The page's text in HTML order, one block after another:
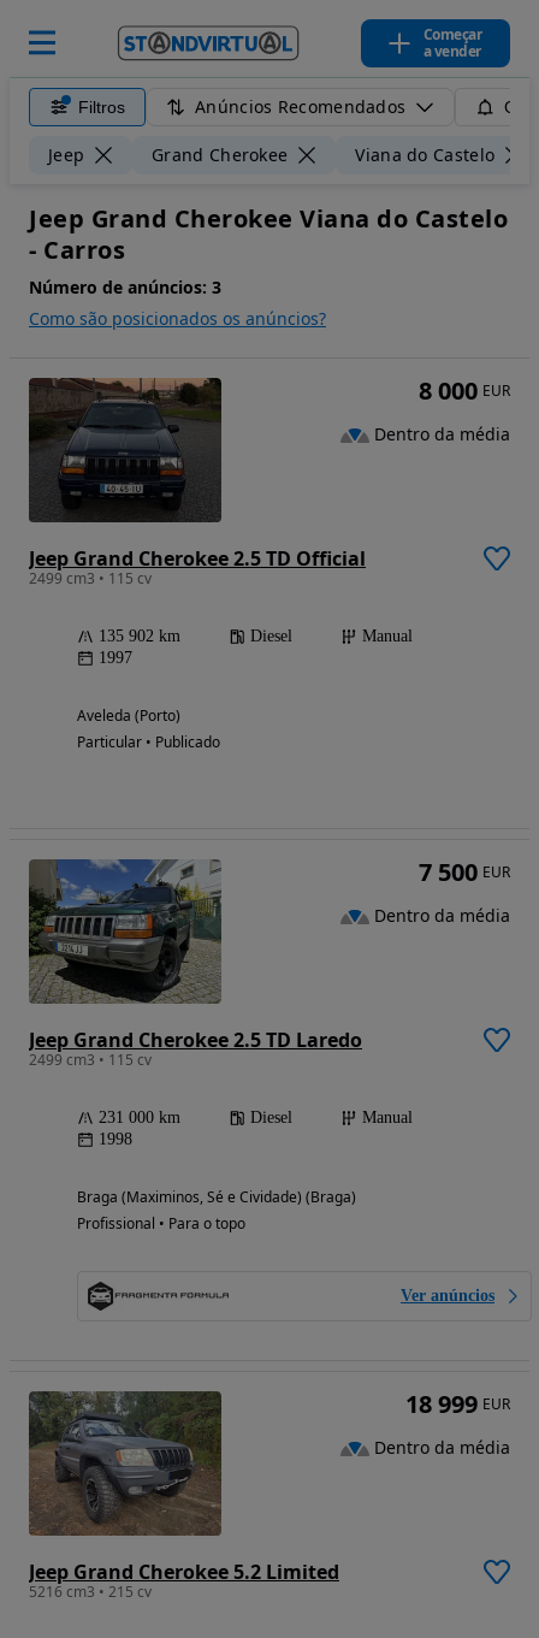
Começar
a vender
Filtros Anúncios Recomendados
Jeep Grand Cherokee Viana do Castelo
Jeep Grand Cherokee Viana do Castelo
- Carros
Número de anúncios: 3
Como são posicionados os anúncios?
Jeep Grand Cherokee 2.5 TD Official
2499 cm3 • 115 cv
135 902 km Diesel
Manual
1997
Aveleda (Porto)
Particular • Publicado
8 000 EUR
Dentro da média
Jeep Grand Cherokee 2.5 TD Laredo
2499 cm3 • 115 cv
231 000 km Diesel
Manual
1998
Braga (Maximinos, Sé e Cividade) (Braga)
Profissional • Para o topo
Ver anúncios
7 500 EUR
Dentro da média
Jeep Grand Cherokee 5.2 Limited
5216 cm3 • 215 cv
18 999 EUR
Dentro da média